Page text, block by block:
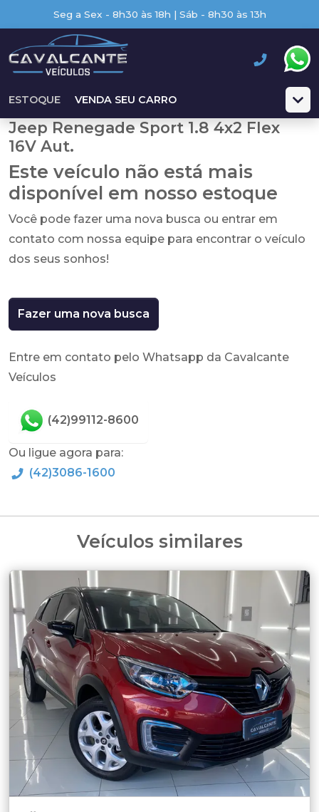
Seg a Sex - 8h30 às 18h | Sáb - 8h30 às 13h
ESTOQUE VENDA SEU CARRO
Jeep Renegade Sport 1.8 4x2 Flex
16V Aut.
Este veículo não está mais
disponível em nosso estoque
Você pode fazer uma nova busca ou entrar em
contato com nossa equipe para encontrar o veículo
dos seus sonhos!
Fazer uma nova busca
Entre em contato pelo Whatsapp da Cavalcante
Veículos
(42)99112-8600
Ou ligue agora para:
(42)3086-1600
Veículos similares